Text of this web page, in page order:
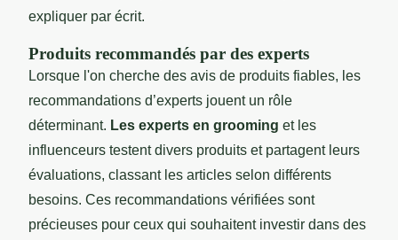
expliquer par écrit.
Produits recommandés par des experts
Lorsque l'on cherche des avis de produits fiables, les
recommandations d’experts jouent un rôle
déterminant. Les experts en grooming et les
influenceurs testent divers produits et partagent leurs
évaluations, classant les articles selon différents
besoins. Ces recommandations vérifiées sont
précieuses pour ceux qui souhaitent investir dans des